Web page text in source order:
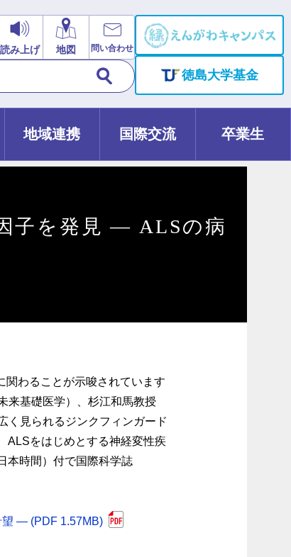
読み上げ 地図 問い合わせ
徳島大学基金
地域連携 国際交流 卒業生
子を発見 ― ALSの病
わることが示唆されています
来基礎医学）、杉江和馬教授
く見られるジンクフィンガード
ALSをはじめとする神経変性疾
本時間）付で国際科学誌
望 ― (PDF 1.57MB)